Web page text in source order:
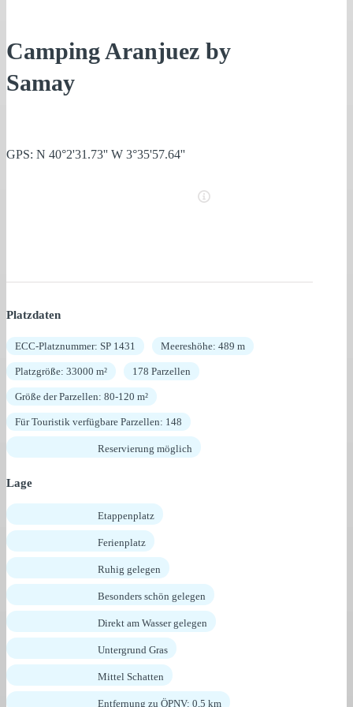
Camping Aranjuez by
Samay
GPS: N 40°2'31.73'' W 3°35'57.64''
Platzdaten
ECC-Platznummer: SP 1431 Meereshöhe: 489 m
Platzgröße: 33000 m² 178 Parzellen
Größe der Parzellen: 80-120 m²
Für Touristik verfügbare Parzellen: 148
Reservierung möglich
Lage
Etappenplatz
Ferienplatz
Ruhig gelegen
Besonders schön gelegen
Direkt am Wasser gelegen
Untergrund Gras
Mittel Schatten
Entfernung zu ÖPNV: 0,5 km